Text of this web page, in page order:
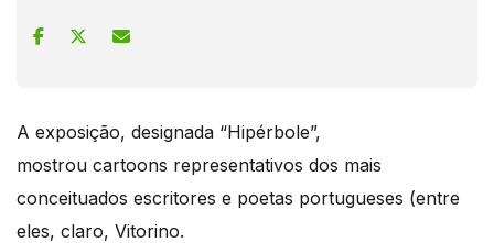
A exposição, designada “Hipérbole”,
mostrou cartoons representativos dos mais
conceituados escritores e poetas portugueses (entre
eles, claro, Vitorino.